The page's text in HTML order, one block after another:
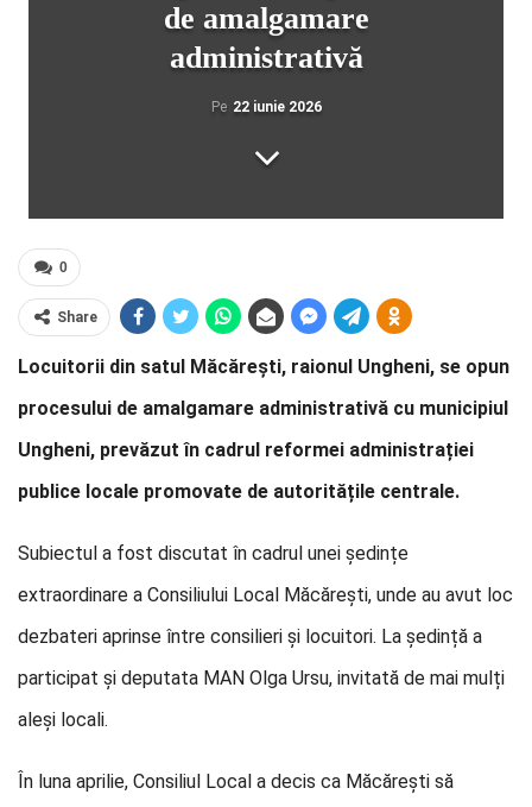
de amalgamare
administrativă
Pe 22 iunie 2026
0
Share
Locuitorii din satul Măcărești, raionul Ungheni, se opun
procesului de amalgamare administrativă cu municipiul
Ungheni, prevăzut în cadrul reformei administrației
publice locale promovate de autoritățile centrale.
Subiectul a fost discutat în cadrul unei ședințe
extraordinare a Consiliului Local Măcărești, unde au avut loc
dezbateri aprinse între consilieri și locuitori. La ședință a
participat și deputata MAN Olga Ursu, invitată de mai mulți
aleși locali.
În luna aprilie, Consiliul Local a decis ca Măcărești să